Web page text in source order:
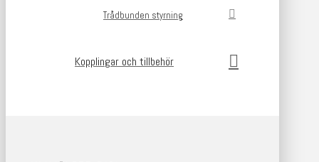
Trådbunden styrning
Kopplingar och tillbehör